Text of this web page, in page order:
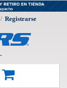
/ Registrarse